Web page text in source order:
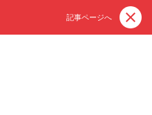
記事ページへ